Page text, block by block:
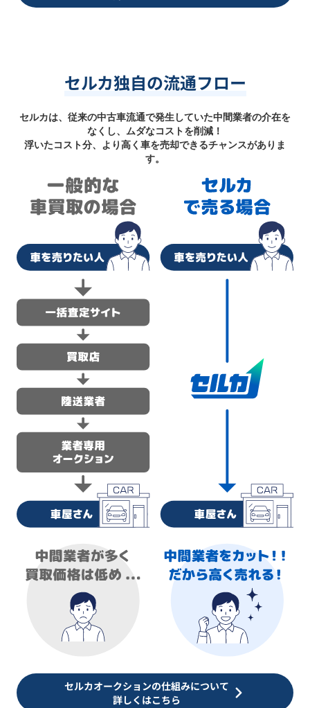
セルカ独自の流通フロー
セルカは、従来の中古車流通で発生していた中間業者の介在を
なくし、ムダなコストを削減！
浮いたコスト分、より高く車を売却できるチャンスがありま
す。
セルカオークションの仕組みについて
詳しくはこちら